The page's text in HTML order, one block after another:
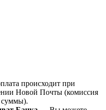
происходит при
Новой Почты (комиссия
суммы).